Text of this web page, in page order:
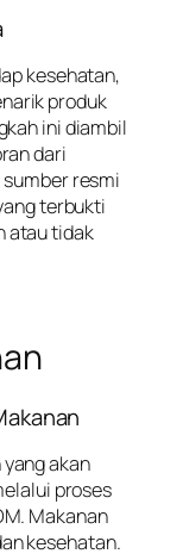
kesehatan,
produk
ini diambil
dari
resmi
terbukti
atau tidak
akan
proses
Makanan
kesehatan.